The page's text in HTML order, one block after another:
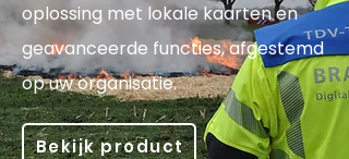
oplossing met lokale kaarten en
geavanceerde functies, afgestemd
op uw organisatie.
Bekijk product